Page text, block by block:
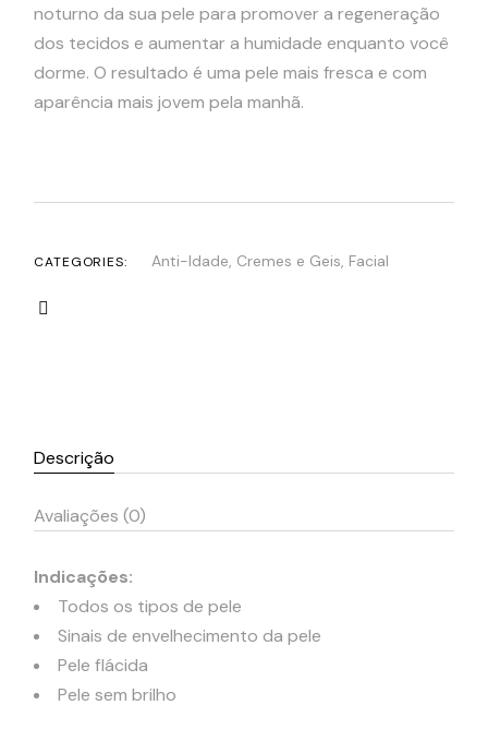
noturno da sua pele para promover a regeneração
dos tecidos e aumentar a humidade enquanto você
dorme.O resultado é uma pele mais fresca e com
aparência mais jovem pela manhã.
CATEGORIES: Anti-Idade, Cremes e Geis, Facial
Descrição
Avaliações (0)
Indicações:
Todos os tipos de pele
Sinais de envelhecimento da pele
Pele flácida
Pele sem brilho